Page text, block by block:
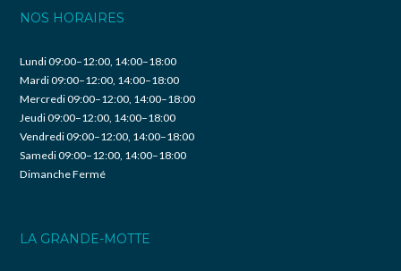
NOS HORAIRES
Lundi 09:00–12:00, 14:00–18:00
Mardi 09:00–12:00, 14:00–18:00
Mercredi 09:00–12:00, 14:00–18:00
Jeudi 09:00–12:00, 14:00–18:00
Vendredi 09:00–12:00, 14:00–18:00
Samedi 09:00–12:00, 14:00–18:00
Dimanche Fermé
LA GRANDE-MOTTE